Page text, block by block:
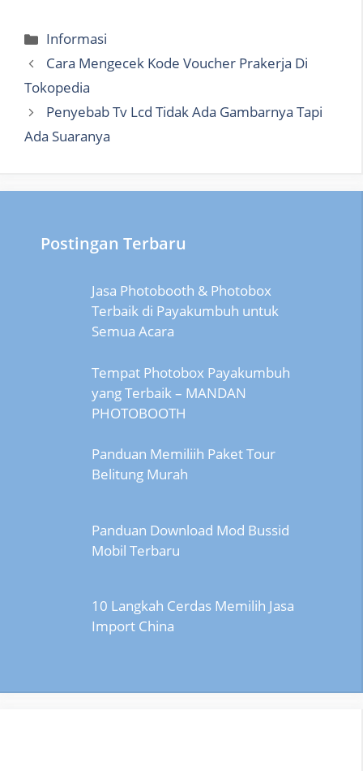
Categories
Informasi
Cara Mengecek Kode Voucher Prakerja Di
Tokopedia
Penyebab Tv Lcd Tidak Ada Gambarnya Tapi
Ada Suaranya
Postingan Terbaru
Jasa Photobooth & Photobox
Terbaik di Payakumbuh untuk
Semua Acara
Tempat Photobox Payakumbuh
yang Terbaik – MANDAN
PHOTOBOOTH
Panduan Memiliih Paket Tour
Belitung Murah
Panduan Download Mod Bussid
Mobil Terbaru
10 Langkah Cerdas Memilih Jasa
Import China